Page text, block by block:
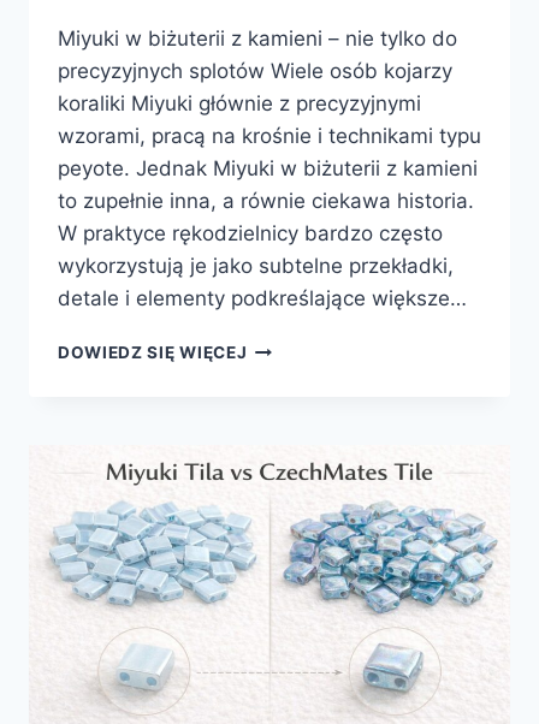
Miyuki w biżuterii z kamieni – nie tylko do
precyzyjnych splotów Wiele osób kojarzy
koraliki Miyuki głównie z precyzyjnymi
wzorami, pracą na krośnie i technikami typu
peyote. Jednak Miyuki w biżuterii z kamieni
to zupełnie inna, a równie ciekawa historia.
W praktyce rękodzielnicy bardzo często
wykorzystują je jako subtelne przekładki,
detale i elementy podkreślające większe…
DOWIEDZ SIĘ WIĘCEJ MIYUKI